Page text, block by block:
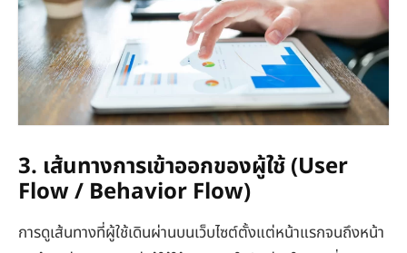
3. เส้นทางการเข้าออกของผู้ใช้ (User
Flow / Behavior Flow)
การดูเส้นทางที่ผู้ใช้เดินผ่านบนเว็บไซต์ตั้งแต่หน้าแรกจนถึงหน้า